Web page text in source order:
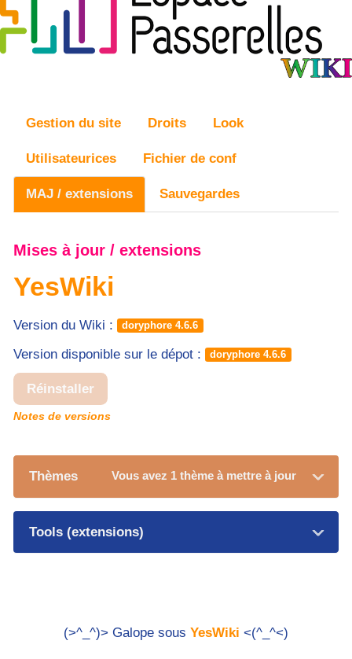
Gestion du site Droits Look
Utilisateurices Fichier de conf
MAJ / extensions Sauvegardes
Mises à jour / extensions
YesWiki
Version du Wiki : doryphore 4.6.6
Version disponible sur le dépot : doryphore 4.6.6
Réinstaller
Notes de versions
Thèmes Vous avez 1 thème à mettre à jour
Tools (extensions)
(>^_^)> Galope sous YesWiki <(^_^<)